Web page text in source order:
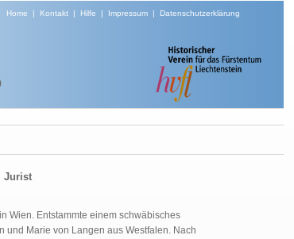
Home | Kontakt| Hilfe | Impressum| Datenschutzerklärung
Jurist
Wien. Entstammte einem schwäbisches
und Marie von Langen aus Westfalen. Nach